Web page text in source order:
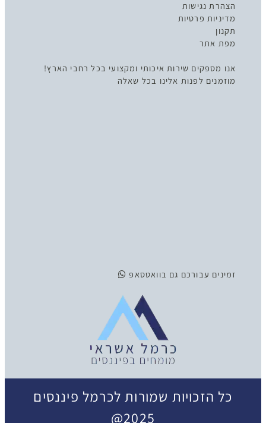
הצהרת נגישות
מדיניות פרטיות
תקנון
מפת אתר
אנו מספקים שירות איכותי ומקצועי בכל רחבי הארץ!
מוזמנים לפנות אלינו בכל שאלה
זמינים עבורכם גם בוואטסאפ
כל הזכויות שמורות לכרמל פיננסים
2025@